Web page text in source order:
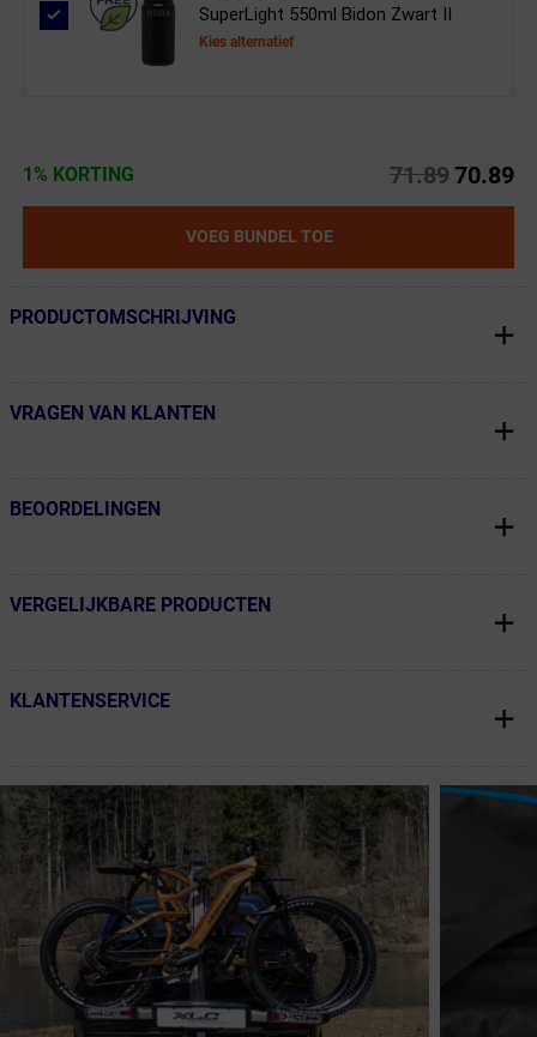
SuperLight 550ml Bidon Zwart II
Kies alternatief
1% KORTING 71.8970.89
VOEG BUNDEL TOE
← Terug naar productnavigatie
PRODUCTOMSCHRIJVING
← Terug naar productnavigatie
VRAGEN VAN KLANTEN
← Terug naar productnavigatie
BEOORDELINGEN
← Terug naar productnavigatie
VERGELIJKBARE PRODUCTEN
← Terug naar productnavigatie
KLANTENSERVICE